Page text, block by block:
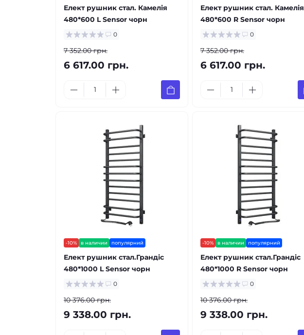
Елект рушник стал. Камелія
480*600 L Sensor чорн
0
7 352.00 грн.
6 617.00 грн.
Елект рушник стал. Камелія
480*600 R Sensor чорн
0
7 352.00 грн.
6 617.00 грн.
-10% в наличии популярний
Елект рушник стал.Грандіс
480*1000 L Sensor чорн
0
10 376.00 грн.
9 338.00 грн.
-10% в наличии популярний
Елект рушник стал.Грандіс
480*1000 R Sensor чорн
0
10 376.00 грн.
9 338.00 грн.